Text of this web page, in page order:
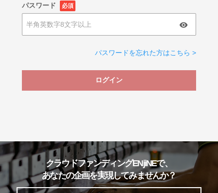
パスワード 必須
パスワードを忘れた方はこちら >
ログイン
クラウドファンディングENjiNEで、
あなたの企画を実現してみませんか？